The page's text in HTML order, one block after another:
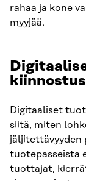
rahaa ja kone
myyjää.
Digitaaliset
siitä, miten
jäljitettävyyden
tuotepasseista
tuottajat,